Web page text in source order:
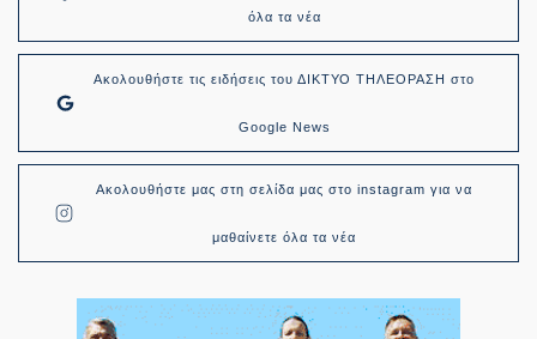
όλα τα νέα
Ακολουθήστε τις ειδήσεις του ΔΙΚΤΥΟ ΤΗΛΕΟΡΑΣΗ στο
Google News
Ακολουθήστε μας στη σελίδα μας στο instagram για να
μαθαίνετε όλα τα νέα